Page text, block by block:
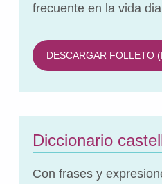
frecuente en la vida
DESCARGAR FOLLETO
Diccionario
Con frases y